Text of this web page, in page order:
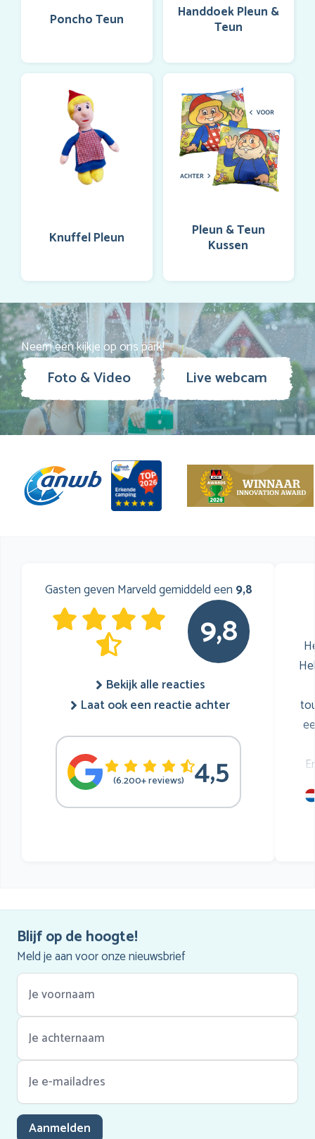
Poncho Teun Handdoek Pleun &
Teun
Knuffel Pleun Pleun & Teun
Kussen
Neem een kijkje op ons park!
Foto & Video Live webcam
Gasten geven Marveld gemiddeld een 9,8
9,8
Bekijk alle reacties
Laat ook een reactie achter
(6.200+ reviews) 4,5
Blijf op de hoogte!
Meld je aan voor onze nieuwsbrief
Aanmelden